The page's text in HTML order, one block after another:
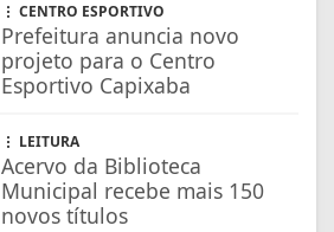
CENTRO ESPORTIVO
Prefeitura anuncia novo
projeto para o Centro
Esportivo Capixaba
LEITURA
Acervo da Biblioteca
Municipal recebe mais 150
novos títulos